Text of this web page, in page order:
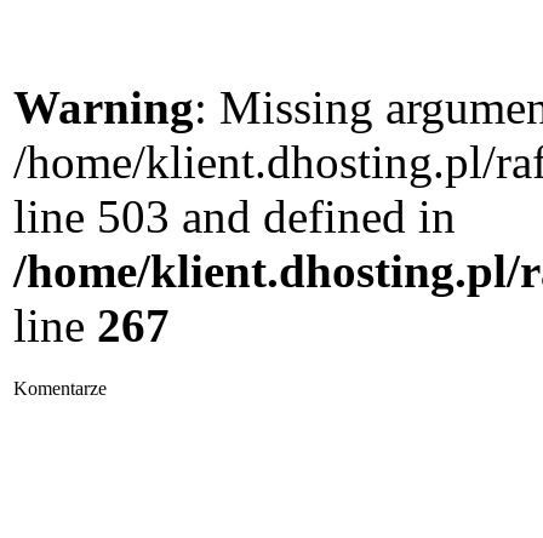
Warning: Missing
/home/klient.dhosting.pl/
line 503 and defined in
/home/klient.dhosting.pl/
line 267
Komentarze